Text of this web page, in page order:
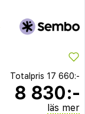
Totalpris 17 660:-
8 830:-
läs mer